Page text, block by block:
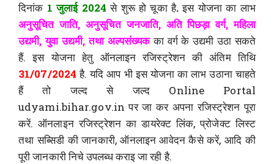
दिनांक 1 जुलाई 2024 से शुरू हो चूका है. इस योजना का लाभ
अनुसूचित जाति, अनुसूचित जनजाति, अति पिछड़ा वर्ग, महिला
उद्यमी, युवा उद्यमी, तथा अल्पसंख्यकका वर्ग के उद्यमी उठा सकते
हैं. इस योजना हेतु ऑनलाइन रजिस्ट्रेशन की अंतिम तिथि
31/07/2024 है. यदि आप भी इस योजना का लाभ उठाना चाहते
हैं तो जल्द से जल्द Online Portal
udyami.bihar.gov.in पर जा कर अपना रजिस्ट्रेशन पूरा
करें. ऑनलाइन रजिस्ट्रेशन का डायरेक्ट लिंक, प्रोजेक्ट लिस्ट
तथा सब्सिडी की जानकारी, ऑनलाइन आवेदन कैसे करें, आदि की
पूरी जानकारी निचे उपलब्ध कराइ जा रही है.